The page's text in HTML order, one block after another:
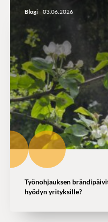
Blogi 03.06.2026
Työnohjauksen
hyödyn yrityksille?